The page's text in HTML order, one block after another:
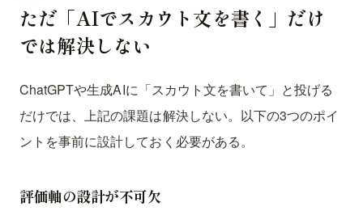
ただ「AIでスカウト文を書く」だけ
では解決しない
ChatGPTや生成AIに「スカウト文を書いて」と投げる
だけでは、上記の課題は解決しない。以下の3つのポイ
ントを事前に設計しておく必要がある。
評価軸の設計が不可欠